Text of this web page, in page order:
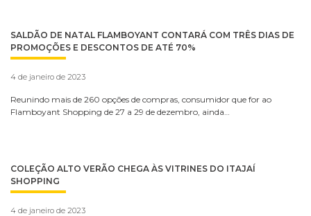
SALDÃO DE NATAL FLAMBOYANT CONTARÁ COM TRÊS DIAS DE
PROMOÇÕES E DESCONTOS DE ATÉ 70%
4 de janeiro de 2023
Reunindo mais de 260 opções de compras, consumidor que for ao
Flamboyant Shopping de 27 a 29 de dezembro, ainda…
COLEÇÃO ALTO VERÃO CHEGA ÀS VITRINES DO ITAJAÍ
SHOPPING
4 de janeiro de 2023